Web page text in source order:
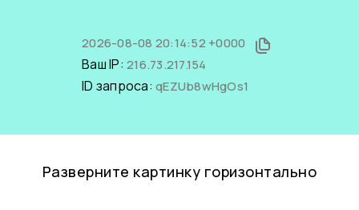
2026-08-08 20:14:52 +0000
Ваш IP: 216.73.217.154
ID запроса: qEZUb8wHgOs1
Разверните картинку горизонтально